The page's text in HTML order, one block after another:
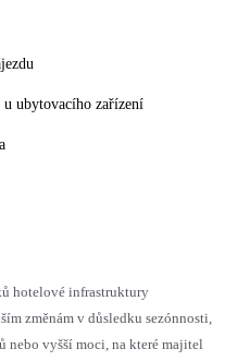
u ubytovacího zařízení
hotelové infrastruktury
změnám v důsledku sezónnosti,
nebo vyšší moci, na které majitel